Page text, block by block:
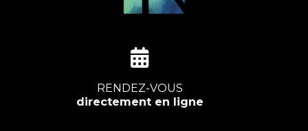
RENDEZ-VOUS
directement en ligne